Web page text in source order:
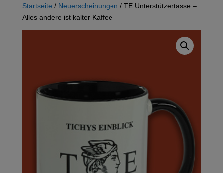
Startseite / Neuerscheinungen / TE Unterstützertasse –
Alles andere ist kalter Kaffee